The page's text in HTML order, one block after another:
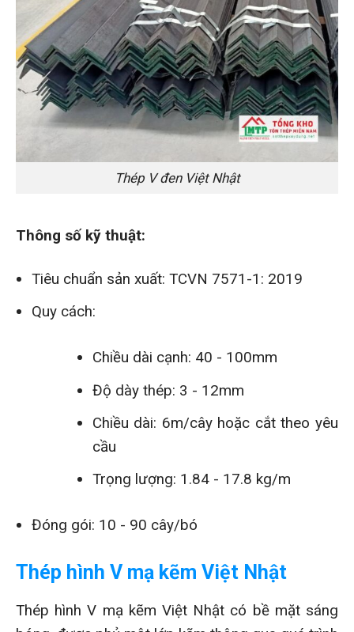
Thép V đen Việt Nhật
Thông số kỹ thuật:
Tiêu chuẩn sản xuất: TCVN 7571-1: 2019
Quy cách:
Chiều dài cạnh: 40 - 100mm
Độ dày thép: 3 - 12mm
Chiều dài: 6m/cây hoặc cắt theo yêu
cầu
Trọng lượng: 1.84 - 17.8 kg/m
Đóng gói: 10 - 90 cây/bó
Thép hình V mạ kẽm Việt Nhật
Thép hình V mạ kẽm Việt Nhật có bề mặt sáng